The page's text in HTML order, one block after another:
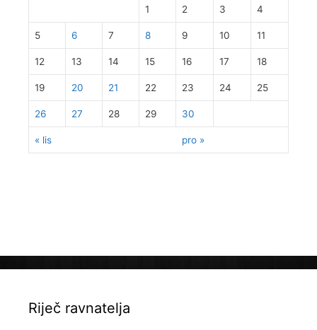
« lis pro »
1 2 3 4
5 6 7 8 9 10 11
12 13 14 15 16 17 18
19 20 21 22 23 24 25
26 27 28 29 30
Riječ ravnatelja